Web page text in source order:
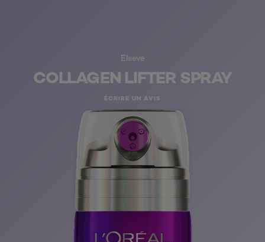
Elseve
COLLAGEN LIFTER SPRAY
ÉCRIRE UN AVIS